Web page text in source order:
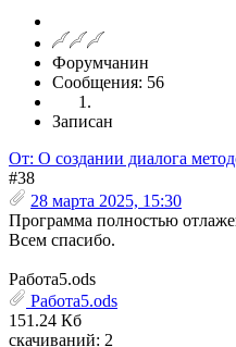
Форумчанин
Сообщения: 56
Записан
От: О создании диалога
#38
28 марта 2025, 15:30
Программа полностью
Всем спасибо.
Работа5.ods
Работа5.ods
151.24 Кб
скачиваний: 2